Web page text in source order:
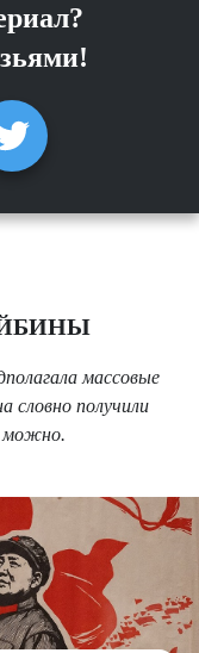
массовые
словно получили
можно.